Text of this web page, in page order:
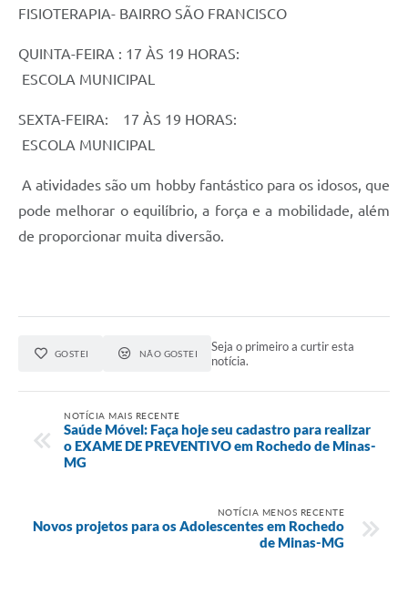
FISIOTERAPIA- BAIRRO SÃO FRANCISCO
QUINTA-FEIRA : 17 ÀS 19 HORAS:
ESCOLA MUNICIPAL
SEXTA-FEIRA: 17 ÀS 19 HORAS:
ESCOLA MUNICIPAL
A atividades são um hobby fantástico para os idosos, que
pode melhorar o equilíbrio, a força e a mobilidade, além
de proporcionar muita diversão.
GOSTEI NÃO GOSTEI
Seja o primeiro a curtir esta
notícia.
NOTÍCIA MAIS RECENTE
Saúde Móvel: Faça hoje seu cadastro para realizar
o EXAME DE PREVENTIVO em Rochedo de Minas-
MG
NOTÍCIA MENOS RECENTE
Novos projetos para os Adolescentes em Rochedo
de Minas-MG